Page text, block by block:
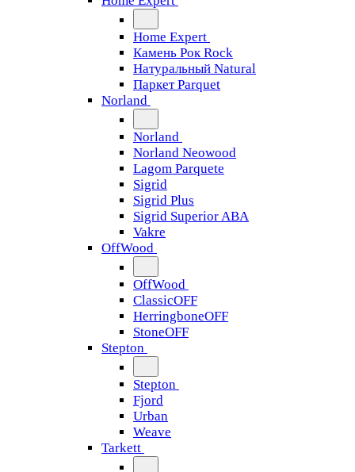
Home Expert
Камень Рок Rock
Натуральный Natural
Паркет Parquet
Norland
Norland
Norland Neowood
Lagom Parquete
Sigrid
Sigrid Plus
Sigrid Superior ABA
Vakre
OffWood
OffWood
ClassicOFF
HerringboneOFF
StoneOFF
Stepton
Stepton
Fjord
Urban
Weave
Tarkett